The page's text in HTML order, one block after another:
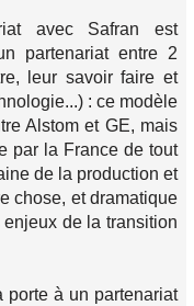
avec Safran est
partenariat entre 2
leur savoir faire et
: ce modèle
Alstom et GE, mais
par la France de tout
de la production et
chose, et dramatique
de la transition
porte à un partenariat